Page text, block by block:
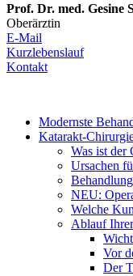
Prof. Dr. med. Gesine
Oberärztin
E-Mail
Kurzlebenslauf
Kontakt
Modernste
Katarakt-
Was ist der
Ursachen
NEU:
Welche
Ablauf
Vor
Der